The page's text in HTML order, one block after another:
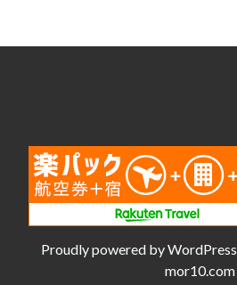
Proudly powered byWordPress
mor10.com